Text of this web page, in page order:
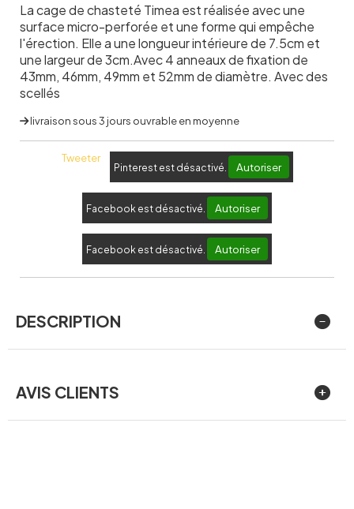
La cage de chasteté Timea est réalisée avec une
surface micro-perforée et une forme qui empêche
l'érection. Elle a une longueur intérieure de 7.5cm et
une largeur de 3cm.Avec 4 anneaux de fixation de
43mm, 46mm, 49mm et 52mm de diamètre. Avec des
scellés
livraison sous 3 jours ouvrable en moyenne
Tweeter
Pinterest est désactivé. Autoriser
Facebook est désactivé. Autoriser
Facebook est désactivé. Autoriser
DESCRIPTION
AVIS CLIENTS